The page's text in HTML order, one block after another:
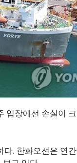
입장에선 손실이
다. 한화오션은 연